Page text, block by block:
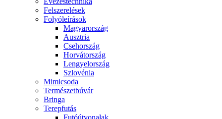
Felszerelések
Folyóleírások
Magyarország
Ausztria
Csehország
Horvátország
Lengyelország
Szlovénia
Mimicsoda
Természetbúvár
Bringa
Terepfutás
Futóútvonalak